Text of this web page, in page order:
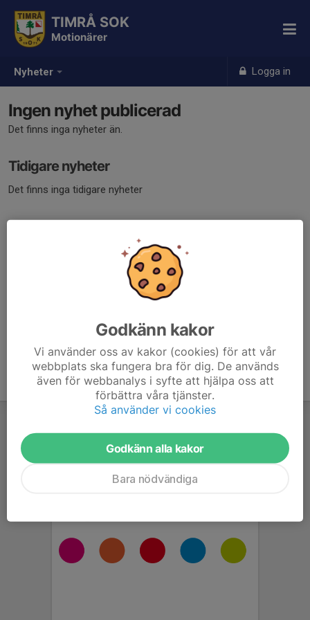
Nyheter Logga in
TIMRÅ SOK
Motionärer
Ingen nyhet publicerad
Det finns inga nyheter än.
Tidigare nyheter
Det finns inga tidigare nyheter
Godkänn kakor
Vi använder oss av kakor (cookies) för att vår
webbplats ska fungera bra för dig. De används
även för webbanalys i syfte att hjälpa oss att
förbättra våra tjänster.
Så använder vi cookies
Godkänn alla kakor
Bara nödvändiga